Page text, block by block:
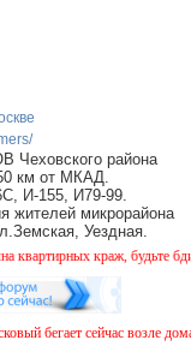
Чеховского района
км от МКАД.
И-155, И79-99.
микрорайона
Уездная.
краж, будьте
бегает сейчас возле